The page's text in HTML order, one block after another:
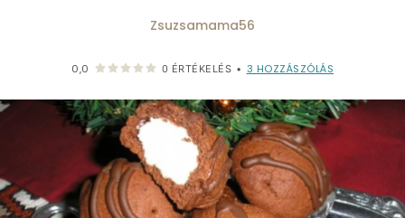
Zsuzsamama56
0,0 0 ÉRTÉKELÉS • 3 HOZZÁSZÓLÁS